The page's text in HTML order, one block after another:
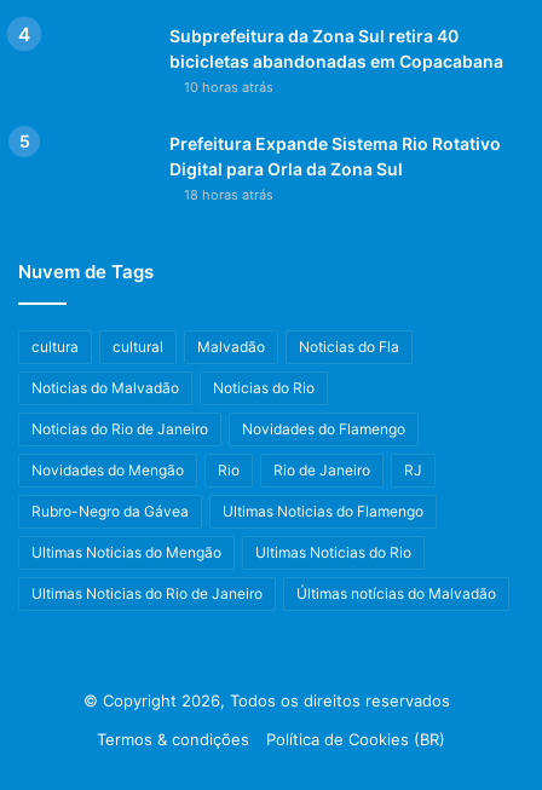
Subprefeitura da Zona Sul retira 40
bicicletas abandonadas em Copacabana
10 horas atrás
Prefeitura Expande Sistema Rio Rotativo
Digital para Orla da Zona Sul
18 horas atrás
Nuvem de Tags
cultura cultural Malvadão Noticias do Fla
Noticias do Malvadão Noticias do Rio
Noticias do Rio de Janeiro Novidades do Flamengo
Novidades do Mengão Rio Rio de Janeiro RJ
Rubro-Negro da Gávea Ultimas Noticias do Flamengo
Ultimas Noticias do Mengão Ultimas Noticias do Rio
Ultimas Noticias do Rio de Janeiro Últimas notícias do Malvadão
© Copyright 2026, Todos os direitos reservados
Termos & condições
Política de Cookies (BR)